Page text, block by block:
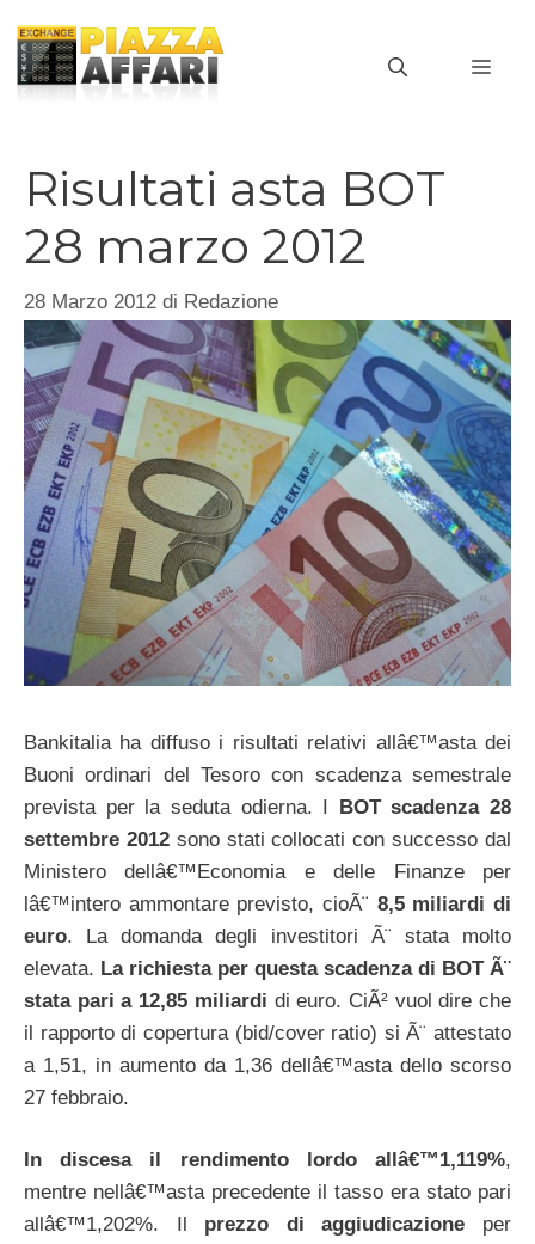
contenuto
Risultati asta BOT
28 marzo 2012
28 Marzo 2012 di Redazione
Bankitalia ha diffuso i risultati relativi allâ€™asta dei
Buoni ordinari del Tesoro con scadenza semestrale
prevista per la seduta odierna. I BOT scadenza 28
settembre 2012 sono stati collocati con successo dal
Ministero dellâ€™Economia e delle Finanze per
lâ€™intero ammontare previsto, cioÃ¨ 8,5 miliardi di
euro. La domanda degli investitori Ã¨ stata molto
elevata. La richiesta per questa scadenza di BOT Ã¨
stata pari a 12,85 miliardi di euro. CiÃ² vuol dire che
il rapporto di copertura (bid/cover ratio) si Ã¨ attestato
a 1,51, in aumento da 1,36 dellâ€™asta dello scorso
27 febbraio.
In discesa il rendimento lordo allâ€™1,119%,
mentre nellâ€™asta precedente il tasso era stato pari
allâ€™1,202%. Il prezzo di aggiudicazione per